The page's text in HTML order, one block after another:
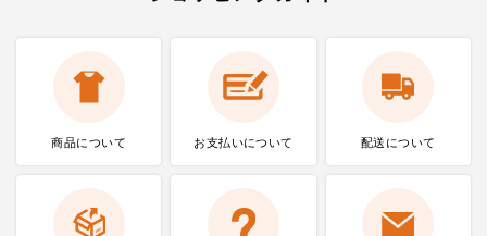
商品について お支払いについて 配送について